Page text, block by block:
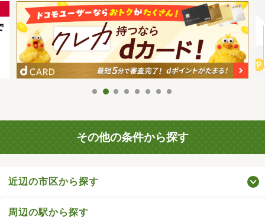
その他の条件から探す
近辺の市区から探す
周辺の駅から探す